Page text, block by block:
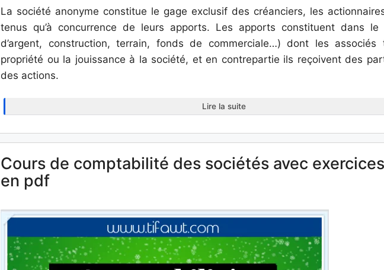
La société anonyme constitue le gage exclusif des créanciers, les
tenus qu’à concurrence de leurs apports. Les apports constituent dans le
d’argent, construction, terrain, fonds de commerciale…) dont les associés
propriété ou la jouissance à la société, et en contrepartie ils reçoivent des
des actions.
Lire la suite
Cours de comptabilité des sociétés avec
en pdf